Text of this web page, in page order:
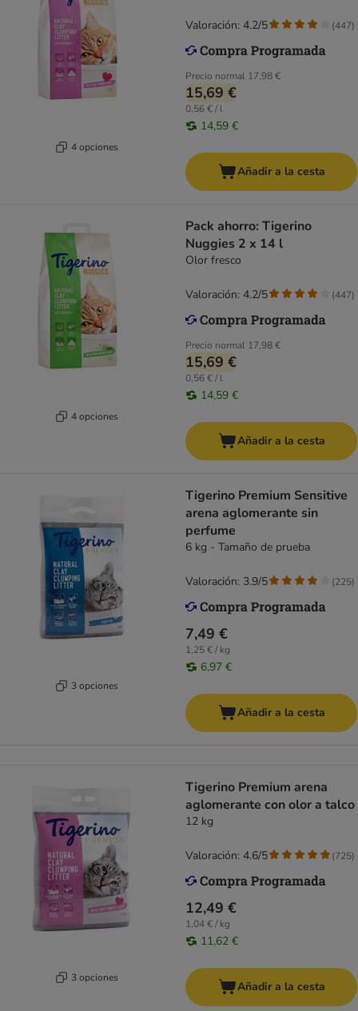
4 opciones
Precio normal 17,98 €
15,69 €
0,56 € / l
14,59 €
Valoración: 4.2/5 (447)
Añadir a la cesta
4 opciones
Pack ahorro: Tigerino
Nuggies 2 x 14 l
Olor fresco
Precio normal 17,98 €
15,69 €
0,56 € / l
14,59 €
Valoración: 4.2/5 (447)
Añadir a la cesta
3 opciones
Tigerino Premium Sensitive
arena aglomerante sin
perfume
6 kg - Tamaño de prueba
7,49 €
1,25 € / kg
6,97 €
Valoración: 3.9/5 (225)
Añadir a la cesta
3 opciones
Tigerino Premium arena
aglomerante con olor a talco
12 kg
12,49 €
1,04 € / kg
11,62 €
Valoración: 4.6/5 (725)
Añadir a la cesta